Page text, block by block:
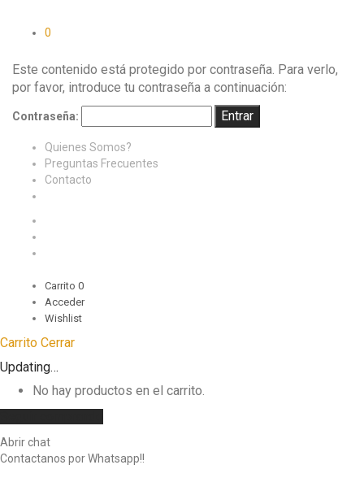
0
Este contenido está protegido por contraseña. Para verlo,
por favor, introduce tu contraseña a continuación:
Contraseña:
Quienes Somos?
Preguntas Frecuentes
Contacto
Carrito 0
Acceder
Wishlist
Carrito Cerrar
Updating…
No hay productos en el carrito.
Abrir chat
Contactanos por Whatsapp!!